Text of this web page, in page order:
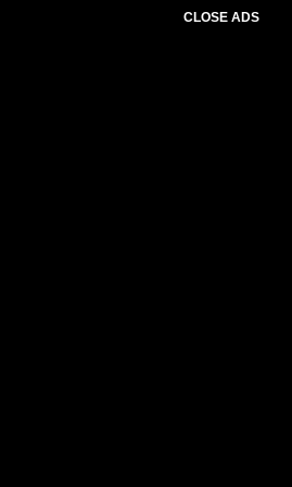
CLOSE ADS